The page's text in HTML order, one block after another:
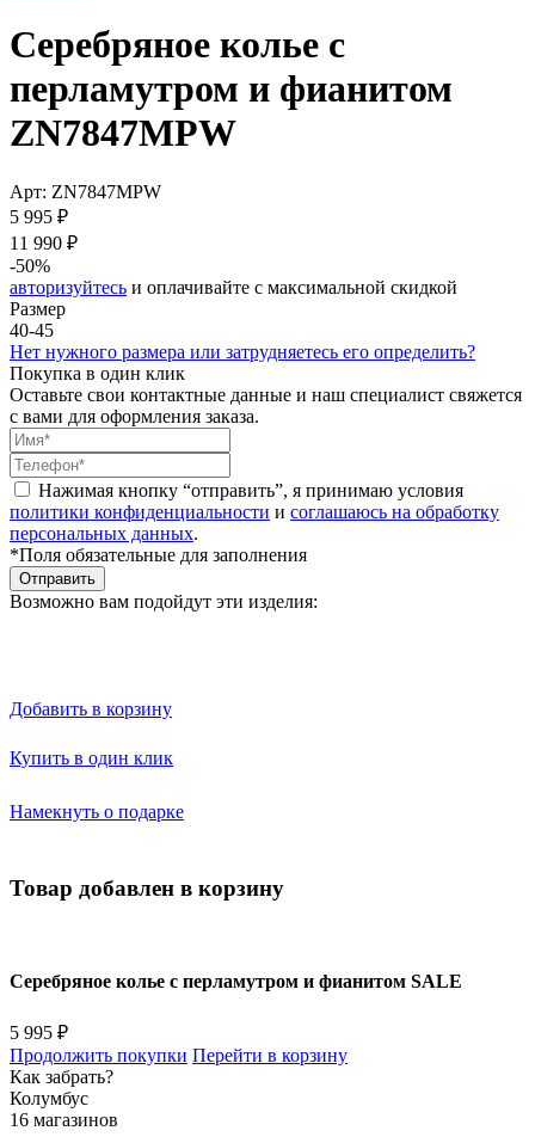
Серебряное колье с
перламутром и фианитом
ZN7847MPW
Арт: ZN7847MPW
5 995 ₽
11 990 ₽
-50%
авторизуйтесь и оплачивайте с максимальной скидкой
Размер
40-45
Нет нужного размера или затрудняетесь его определить?
Покупка в один клик
Оставьте свои контактные данные и наш специалист свяжется
с вами для оформления заказа.
Нажимая кнопку “отправить”, я принимаю условия
политики конфиденциальности и соглашаюсь на обработку
персональных данных.
*Поля обязательные для заполнения
Отправить
Возможно вам подойдут эти изделия:
Добавить в корзину
Купить в один клик
Намекнуть о подарке
Товар добавлен в корзину
Серебряное колье с перламутром и фианитом SALE
5 995 ₽
Продолжить покупки Перейти в корзину
Как забрать?
Колумбус
16 магазинов